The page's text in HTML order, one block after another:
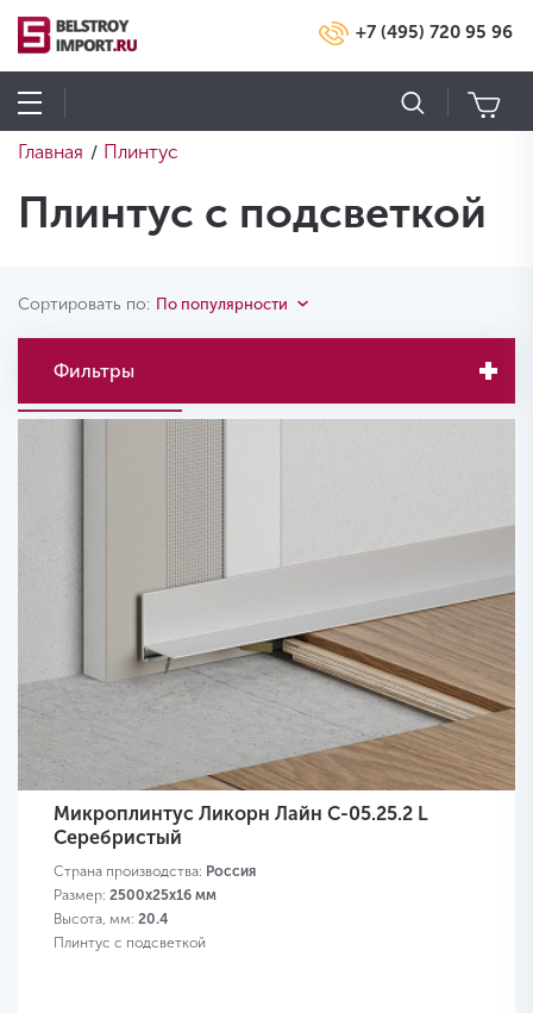
+7 (495) 720 95 96
Главная / Плинтус
Плинтус с подсветкой
Сортировать по: По популярности
Фильтры
Микроплинтус Ликорн Лайн С-05.25.2 L
Серебристый
Страна производства: Россия
Размер: 2500x25x16 мм
Высота, мм: 20.4
Плинтус с подсветкой